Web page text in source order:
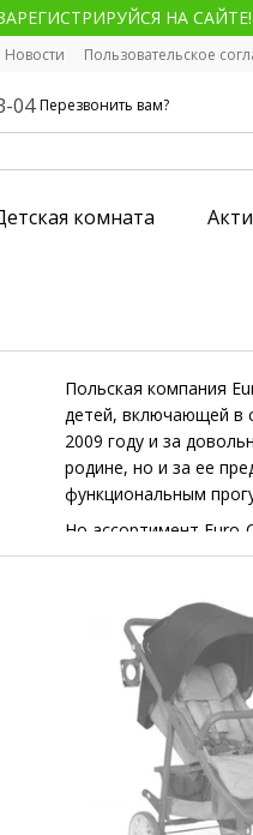
НА
Новости Пользовательское
04 Перезвонить вам?
комната
Польская компания
детей, включающей в
2009 году и за
родине, но и за ее
функциональным
Но ассортимент Euro-
игровые комплексы,
Главной задачей
соответствующей
изготовлена из
отличаются
детям, так и их